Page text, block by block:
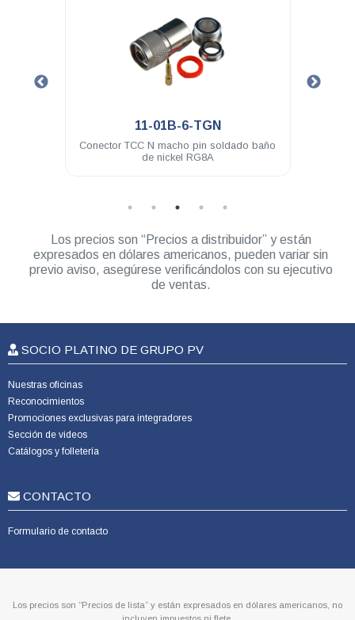
11-01B-6-TGN
Conector TCC N macho pin soldado baño
de nickel RG8A
Los precios son “Precios a distribuidor” y están
expresados en dólares americanos, pueden variar sin
previo aviso, asegúrese verificándolos con su ejecutivo
de ventas.
SOCIO PLATINO DE GRUPO PV
Nuestras oficinas
Reconocimientos
Promociones exclusivas para integradores
Sección de videos
Catálogos y folletería
CONTACTO
Formulario de contacto
Los precios son “Precios de lista” y están expresados en dólares americanos, no